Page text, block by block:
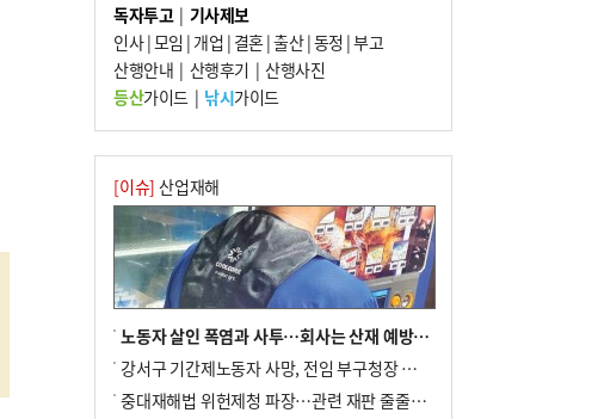
8
외국인 선원 ‘인신매매 경유지’ 된 부산…
우려가 현실로
9
[사설] 해수부 신청사 북항으로 확정, 해양
수도 도약의 전환점
10 르노 못 타는 부산시장…관용차 규정에 막
힌 지역기업 응원
독자투고| 기사제보
인사|모임 | 개업 | 결혼|출산|동정 |부고
산행안내 | 산행후기 | 산행사진
등산가이드| 낚시가이드
[이슈] 산업재해
노동자 살인 폭염과 사투…회사는 산재 예방·전기료 절감 전력
강서구 기간제노동자 사망, 전임 부구청장 檢 송치
중대재해법 위헌제청 파장…관련 재판 줄줄이 브레이크